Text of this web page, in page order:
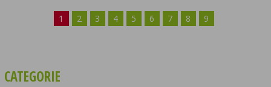
1 2 3 4 5 6 7 8 9
CATEGORIE